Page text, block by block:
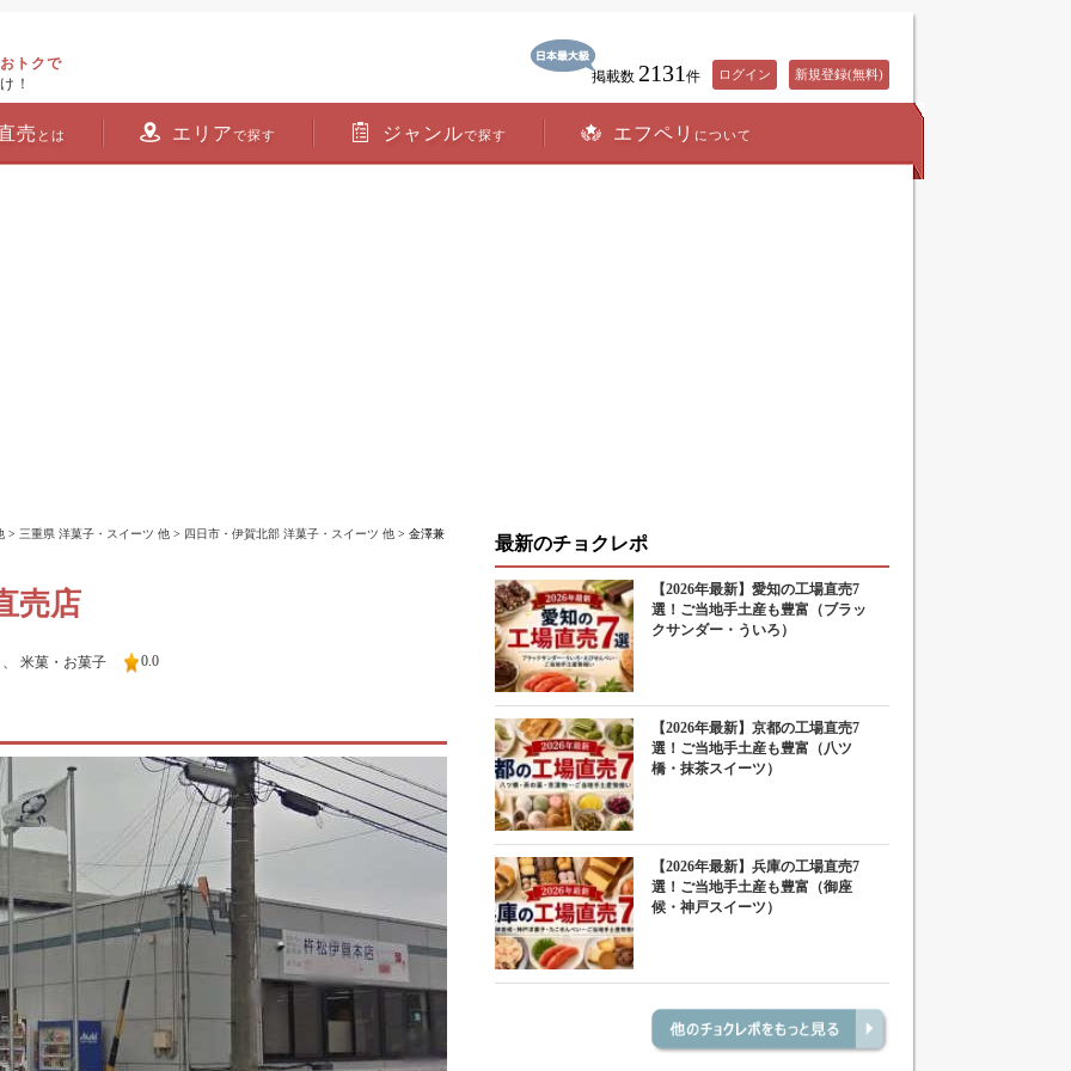
おトクで
！
掲載数 2131 件 ログイン 新規登録(無料)
売 とは エリアで探す ジャンルで探す エフペリ について
> 三重県 洋菓子・スイーツ 他 > 四日市・伊賀北部 洋菓子・スイーツ 他 > 金澤兼
売店
、 米菓・お菓子 0.0
最新のチョクレポ
【2026年最新】愛知の工場直売7
選！ご当地手土産も豊富（ブラッ
クサンダー・ういろ）
【2026年最新】京都の工場直売7
選！ご当地手土産も豊富（八ツ
橋・抹茶スイーツ）
【2026年最新】兵庫の工場直売7
選！ご当地手土産も豊富（御座
候・神戸スイーツ）